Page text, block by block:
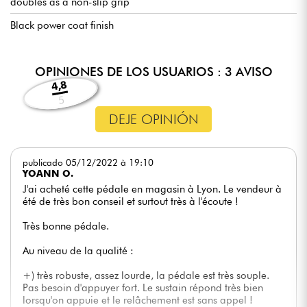
Black power coat finish
OPINIONES DE LOS USUARIOS : 3 AVISO
4,8
5
DEJE OPINIÓN
publicado 05/12/2022 à 19:10
YOANN O.
J'ai acheté cette pédale en magasin à Lyon. Le vendeur à
été de très bon conseil et surtout très à l'écoute !
Très bonne pédale.
Au niveau de la qualité :
+) très robuste, assez lourde, la pédale est très souple.
Pas besoin d'appuyer fort. Le sustain répond très bien
lorsqu'on appuie et le relâchement est sans appel !